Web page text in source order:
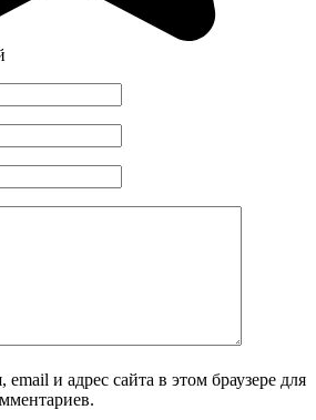
и адрес сайта в этом браузере для